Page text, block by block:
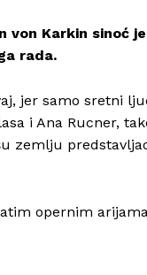
von Karkin sinoć
rada.
jer samo sretni
i Ana Rucner,
zemlju
opernim